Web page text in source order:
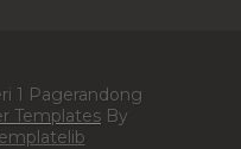
1 Pagerandong
Templates By